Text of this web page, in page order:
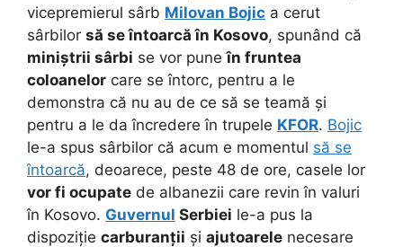
vicepremierul sârb Milovan Bojic a cerut
sârbilor să se întoarcă în Kosovo, spunând că
miniștrii sârbi se vor puneîn fruntea
coloanelor care se întorc, pentru a le
demonstra că nu au de ce să se teamă și
pentru a le da încredere în trupele KFOR. Bojic
le-a spus sârbilor că acum e momentul să se
întoarcă, deoarece, peste 48 de ore, casele lor
vor fi ocupate de albanezii care revin în valuri
în Kosovo. Guvernul Serbiei le-a pus la
dispoziție carburanții și ajutoarele necesare